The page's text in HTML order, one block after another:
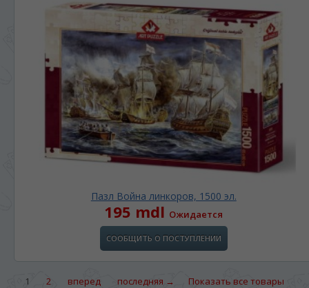
Пазл Война линкоров, 1500 эл.
195 mdl Ожидается
СООБЩИТЬ О ПОСТУПЛЕНИИ
1 2 вперед последняя → Показать все товары